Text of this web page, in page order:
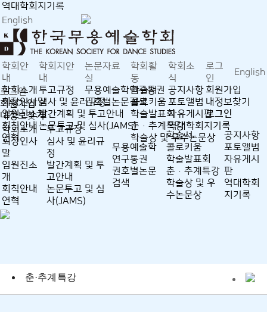
역대학회지기록
English
학회안
내
학회소개
회장인사말
임원진소개
회칙안내
연혁
학회지안
내
투고규정
심사 및 윤리규정
발간계획 및 투고안내
논문투고 및 심사(JAMS)
논문자료
실
무용예술학연구통권
권호별논문검색
학회활
동
학술서
콜로키움
학술발표회
춘·추계특강
학술상 및 우수논문상
학회소
식
공지사항
포토앨범
자유게시판
역대학회지기록
로그
인
회원가입
내정보찾기
로그인
English
로그인
회원가입
내정보찾기
학회소개
회장인사
말
임원진소
개
회칙안내
연혁
투고규정
심사 및 윤리규
정
발간계획 및 투
고안내
논문투고 및 심
사(JAMS)
무용예술학
연구통권
권호별논문
검색
학술서
콜로키움
학술발표회
춘·추계특강
학술상 및 우
수논문상
공지사항
포토앨범
자유게시
판
역대학회
지기록
춘·추계특강